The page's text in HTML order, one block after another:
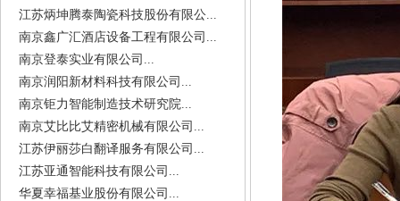
江苏炳坤腾泰陶瓷科技股份有限公...
南京鑫广汇酒店设备工程有限公司...
南京登泰实业有限公司...
南京润阳新材料科技有限公司...
南京钜力智能制造技术研究院...
南京艾比比艾精密机械有限公司...
江苏伊丽莎白翻译服务有限公司...
江苏亚通智能科技有限公司...
华夏幸福基业股份有限公司...